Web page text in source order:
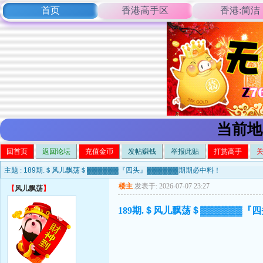
首页 香港高手区 香港:简洁
当前
回首页 返回论坛 充值金币 发帖赚钱 举报此贴 打赏高手
主题 : 189期.＄风儿飘荡＄▓▓▓▓▓▓『四头』▓▓▓▓▓▓期期必中料！
【风儿飘荡】 楼主 发表于: 2026-07-07 23:27
189期.＄风儿飘荡＄▓▓▓▓▓▓『